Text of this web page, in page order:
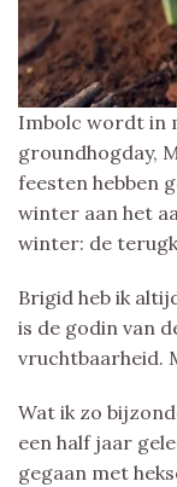
Imbolc wordt in
groundhogday,
feesten hebben
winter aan het
winter: de
Brigid heb ik
is de godin van
vruchtbaarheid.
Wat ik zo
een half jaar
gegaan met